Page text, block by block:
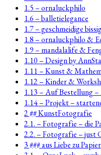
1.5 – ornaluckphilo
1.6 – balletielegance
1.7 – geschmeidige
1.8 – ornaluckphilo &
1.9 – mandalalife &
1.10 – Design by
1.11 – Kunst &
1.12 – Kinder &
1.13 – Auf Bestellung
1.14 – Projekt –
2 ## KunstFotografie
2.1. – Fotografie – die
2.2. – Fotografie – just
3 ### aus Liebe zu